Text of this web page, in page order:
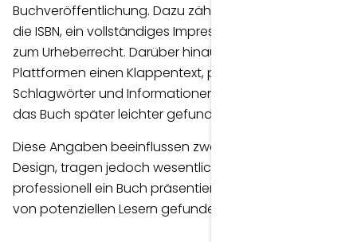
Buchveröffentlichung. Dazu zählen unter anderem
die ISBN, ein vollständiges Impressum sowie Angaben
zum Urheberrecht. Darüber hinaus verlangen viele
Plattformen einen Klappentext, passende Kategorien,
Schlagwörter und Informationen zum Autor, damit
das Buch später leichter gefunden werden kann.
Diese Angaben beeinflussen zwar nicht direkt das
Design, tragen jedoch wesentlich dazu bei, wie
professionell ein Buch präsentiert wird und wie gut es
von potenziellen Lesern gefunden werden kann.